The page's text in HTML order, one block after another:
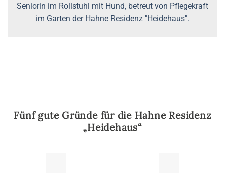
Seniorin im Rollstuhl mit Hund, betreut von Pflegekraft
im Garten der Hahne Residenz "Heidehaus".
Fünf gute Gründe für die Hahne Residenz
„Heidehaus“